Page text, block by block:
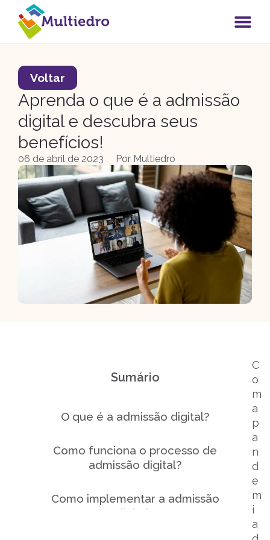
Voltar
Aprenda o que é a admissão
digital e descubra seus
benefícios!
06 de abril de 2023 Por Multiedro
C
o
m
a
p
a
n
d
e
m
i
a
Sumário
O que é a admissão digital?
Como funciona o processo de
admissão digital?
Como implementar a admissão
digital?